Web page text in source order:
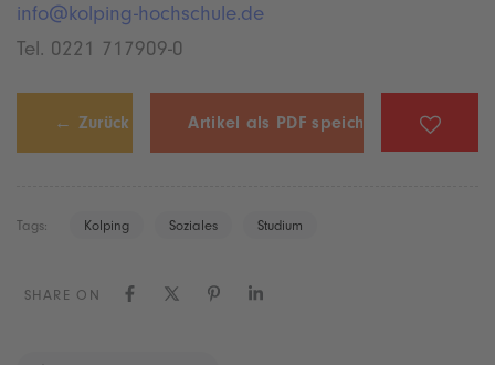
info@kolping-hochschule.de
Tel. 0221 717909-0
Artikel als PDF speichern
← Zurück
Tags: Kolping Soziales Studium
SHARE ON